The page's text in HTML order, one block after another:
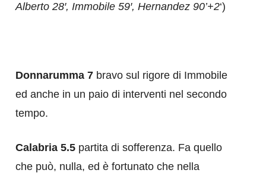
Alberto 28′, Immobile 59′, Hernandez 90’+2‘)
Donnarumma 7 bravo sul rigore di Immobile
ed anche in un paio di interventi nel secondo
tempo.
Calabria 5.5 partita di sofferenza. Fa quello
che può, nulla, ed è fortunato che nella